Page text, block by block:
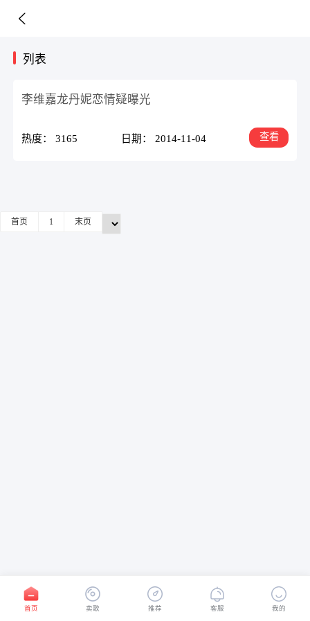
列表
李维嘉龙丹妮恋情疑曝光
热度： 3165 日期： 2014-11-04 查看
首页 1 末页
首页 卖歌 推荐 客服 我的